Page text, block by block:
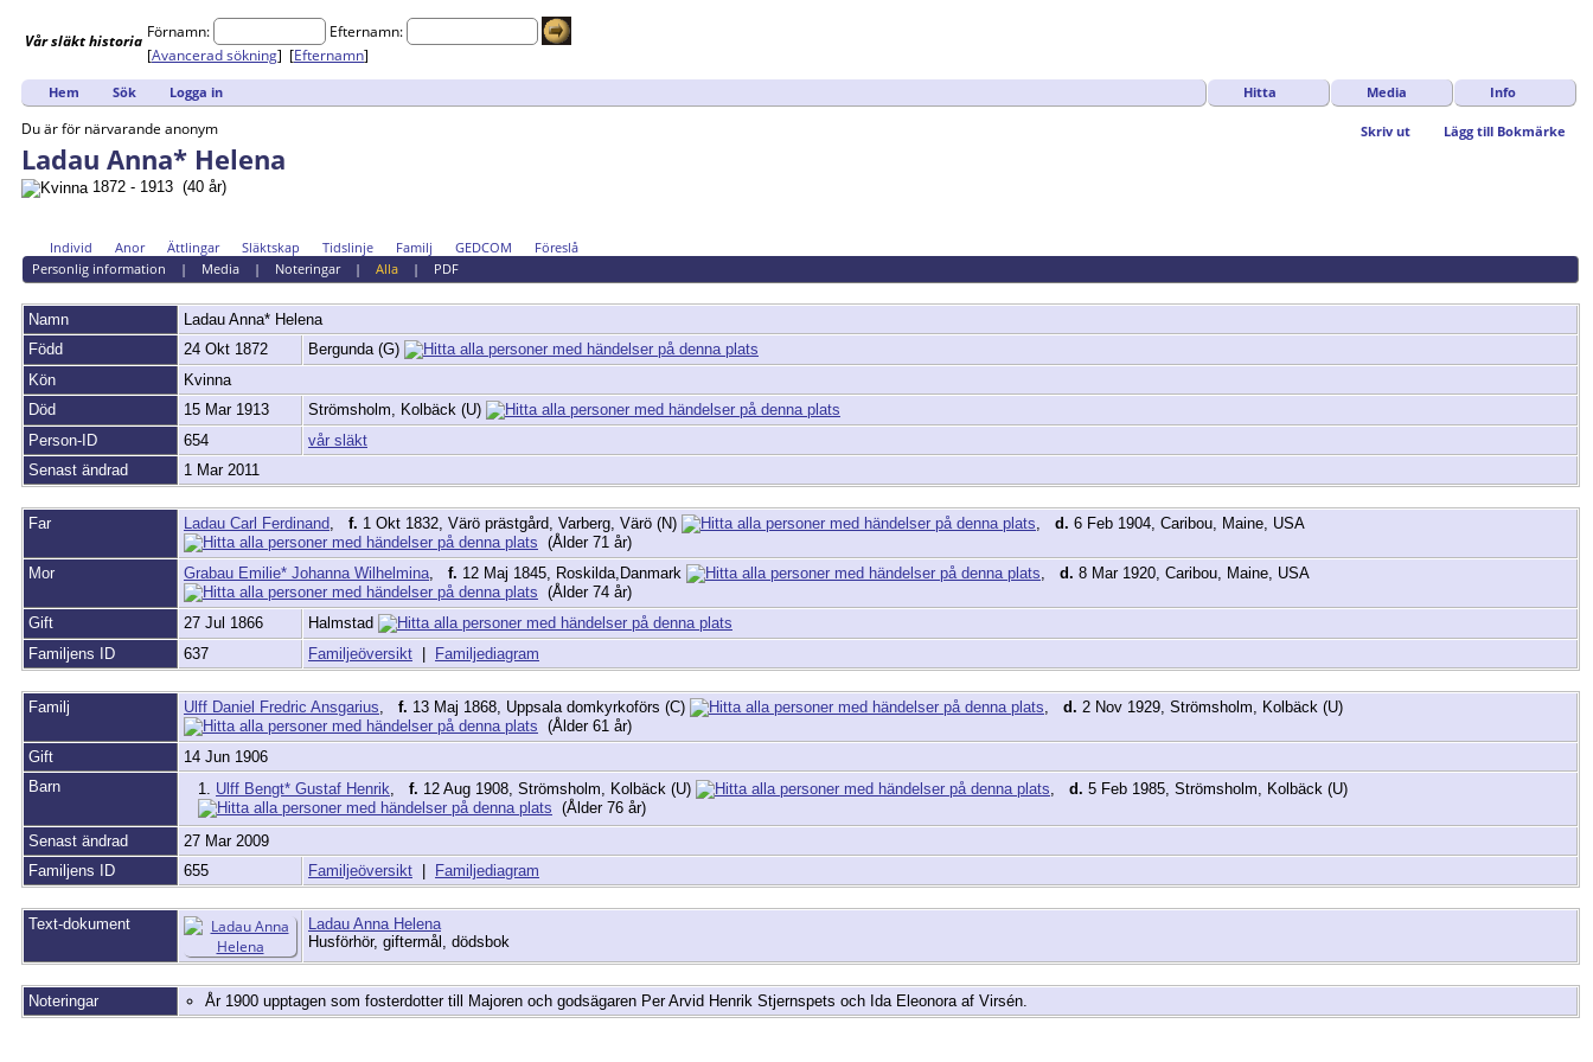
Vårsläkthistoria Förnamn:
Efternamn:
[Avancerad sökning] [Efternamn]
Hem Sök Logga in Hitta Media Info
Skriv ut Lägg till Bokmärke
Du är för närvarande anonym
Ladau Anna* Helena
1872 - 1913 (40 år)
Individ Anor Ättlingar Släktskap Tidslinje Familj GEDCOM
Föreslå
Personlig information | Media| Noteringar| Alla| PDF
Namn Ladau Anna* Helena
Född
24 Okt 1872
Bergunda (G)
Kön
Kvinna
Död
15 Mar 1913
Strömsholm, Kolbäck (U)
Person-ID
654
vår släkt
Senast ändrad
1 Mar 2011
Far Ladau Carl Ferdinand f. 1 Okt 1832, Värö prästgård, Varberg, Värö (N) d. 6 Feb 1904, Caribou, Maine, USA
(Ålder 71 år)
Mor
Grabau Emilie* Johanna Wilhelmina f. 12 Maj 1845, Roskilda,Danmark d. 8 Mar 1920, Caribou, Maine, USA
(Ålder 74 år)
Gift
27 Jul 1866
Halmstad
Familjens ID
637 Familjeöversikt | Familjediagram
Familj Ulff Daniel Fredric Ansgarius f. 13 Maj 1868, Uppsala domkyrkoförs (C) d. 2 Nov 1929, Strömsholm, Kolbäck (U)
(Ålder 61 år)
Gift
14 Jun 1906
Barn
1. Ulff Bengt* Gustaf Henrik f. 12 Aug 1908, Strömsholm, Kolbäck (U) d. 5 Feb 1985, Strömsholm, Kolbäck (U)
(Ålder 76 år)
Senast ändrad
27 Mar 2009
Familjens ID
655 Familjeöversikt | Familjediagram
Text-dokument
Ladau Anna Helena
Husförhör, giftermål, dödsbok
Noteringar År 1900 upptagen som fosterdotter till Majoren och godsägaren Per Arvid Henrik Stjernspets och Ida Eleonora af Virsén.